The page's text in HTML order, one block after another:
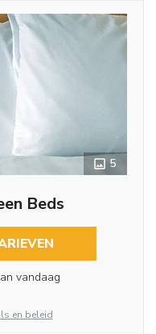
5
Beds
vandaag
en beleid